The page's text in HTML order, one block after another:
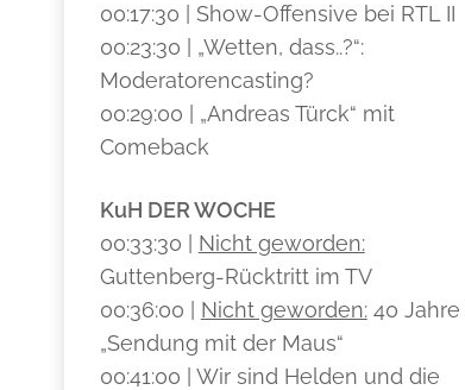
00:17:30 | Show-Offensive bei RTL II
00:23:30 | „Wetten, dass..?“:
Moderatorencasting?
00:29:00 | „Andreas Türck“ mit
Comeback
KuH DER WOCHE
00:33:30 | Nicht geworden:
Guttenberg-Rücktritt im TV
00:36:00 | Nicht geworden:40 Jahre
„Sendung mit der Maus“
00:41:00 | Wir sind Helden und die